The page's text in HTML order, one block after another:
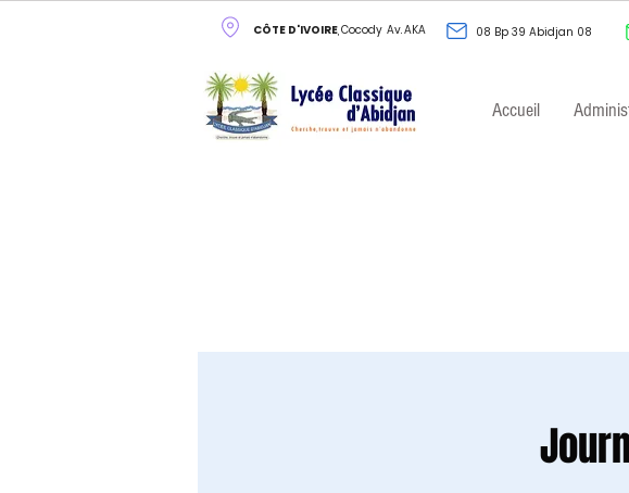
CÔTE D'IVOIRE, Cocody Av. AKA 08 Bp 39 Abidjan 08
Accueil